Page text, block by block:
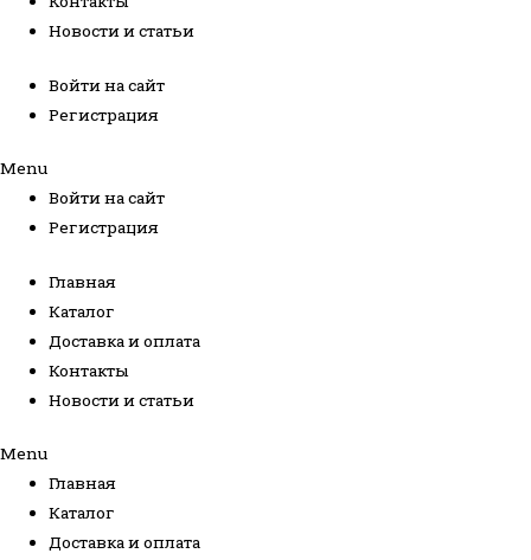
Новости и статьи
Войти на сайт
Регистрация
Menu
Войти на сайт
Регистрация
Главная
Каталог
Доставка и оплата
Контакты
Новости и статьи
Menu
Главная
Каталог
Доставка и оплата